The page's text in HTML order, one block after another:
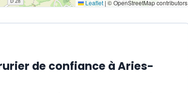
Leaflet | © OpenStreetMap contributors
de confiance à Aries-